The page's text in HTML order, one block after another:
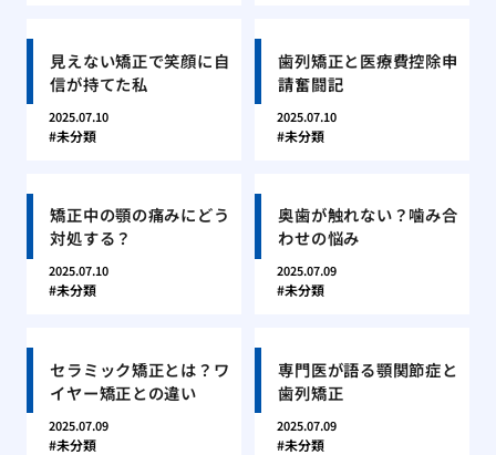
見えない矯正で笑顔に自
信が持てた私
2025.07.10
未分類
歯列矯正と医療費控除申
請奮闘記
2025.07.10
未分類
矯正中の顎の痛みにどう
対処する？
2025.07.10
未分類
奥歯が触れない？噛み合
わせの悩み
2025.07.09
未分類
セラミック矯正とは？ワ
イヤー矯正との違い
2025.07.09
未分類
専門医が語る顎関節症と
歯列矯正
2025.07.09
未分類